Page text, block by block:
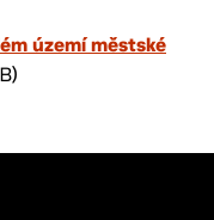
území městské